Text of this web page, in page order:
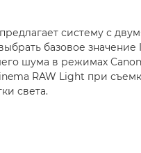
предлагает систему с
базовое значение
шума в режимах
RAW Light при
света.